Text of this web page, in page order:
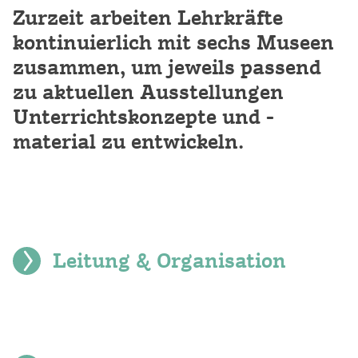
Zurzeit arbeiten Lehrkräfte
kontinuierlich mit sechs Museen
zusammen, um jeweils passend
zu aktuellen Ausstellungen
Unterrichtskonzepte und -
material zu entwickeln.
Leitung & Organisation